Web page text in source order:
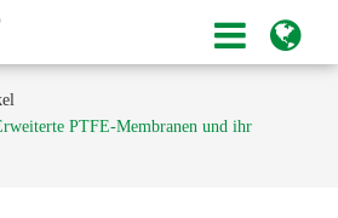
PTFE-Membranen und ihr